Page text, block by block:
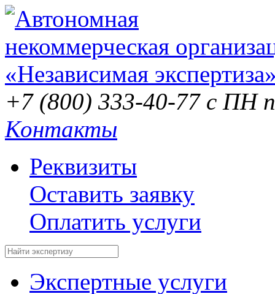
+7 (800) 333-40-77 с ПН
Контакты
Реквизиты
Оставить заявку
Оплатить услуги
Экспертные услуги